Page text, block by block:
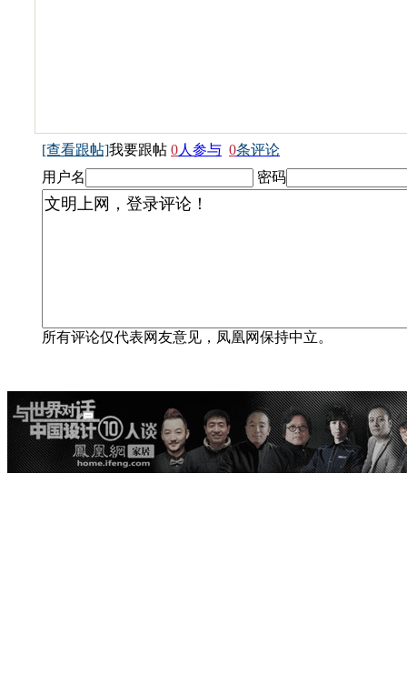
[查看跟帖]我要跟帖 0人参与 0条评论
用户名
密码
所有评论仅代表网友意见，凤凰网保持中立。